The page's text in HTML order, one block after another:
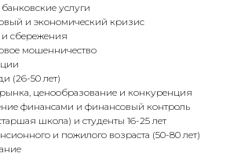
услуги
и экономический кризис
сбережения
мошенничество
(26-50 лет)
ценообразование и конкуренция
финансами и финансовый контроль
школа) и студенты 16-25 лет
и пожилого возраста (50-80 лет)